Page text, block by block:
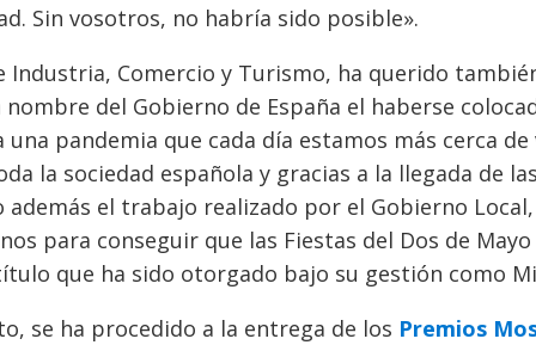
Sin vosotros, no habría sido posible».
Industria, Comercio y Turismo, ha querido
del Gobierno de España el haberse
una pandemia que cada día estamos más cerca de
la sociedad española y gracias a la llegada de
además el trabajo realizado por el Gobierno
para conseguir que las Fiestas del Dos de
que ha sido otorgado bajo su gestión como
se ha procedido a la entrega de los Premios